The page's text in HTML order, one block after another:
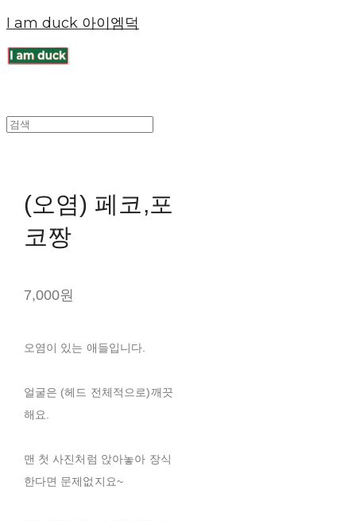
I am duck 아이엠덕
(오염) 페코,포
코짱
7,000원
오염이 있는 애들입니다.
얼굴은 (헤드 전체적으로)깨끗
해요.
맨 첫 사진처럼 앉아놓아 장식
한다면 문제없지요~